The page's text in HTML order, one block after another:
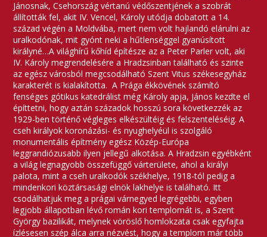
Jánosnak, Csehország vértanú védőszentjének a szobrát
állították fel, akit IV. Vencel, Károly utódja dobatott a 14.
század végén a Moldvába, mert nem volt hajlandó elárulni az
uralkodónak, mit gyónt neki a hűtlenséggel gyanúsított
királyné…A világhírű kőhíd építésze az a Peter Parler volt, aki
IV. Károly megrendelésére a Hradzsinban található és szinte
az egész városból megcsodálható Szent Vitus székesegyház
karakterét is kialakította. A Prága ékkövének számító
fenséges gótikus katedrálist még Károly apja, János kezdte el
építtetni, hogy aztán századok hosszú sora következzék az
1929-ben történő végleges elkészültéig és felszenteléséig. A
cseh királyok koronázási- és nyughelyéül is szolgáló
monumentális építmény egész Közép-Európa
leggrandiózusabb ilyen jellegű alkotása. A Hradzsin egyébként
a világ legnagyobb összefüggő várterülete, ahol a királyi
palota, mint a cseh uralkodók székhelye, 1918-tól pedig a
mindenkori köztársasági elnök lakhelye is található. Itt
csodálhatjuk meg a prágai várnegyed legrégebbi, egyben
legjobb állapotban lévő román kori templomát is, a Szent
György bazilikát, melynek vöröslő homlokzata csak egyfajta
ízlésesen szép álca arra nézvést, hogy a templom már több